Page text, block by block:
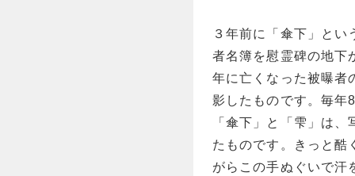
３年前に「傘下」と
者名簿を慰霊碑の地下
年に亡くなった被曝者
影したものです。毎年
「傘下」と「雫」は
たものです。きっと酷
がらこの手ぬぐいで汗